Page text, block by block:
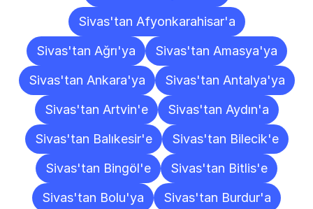
Sivas'tan Afyonkarahisar'a
Sivas'tan Ağrı'ya
Sivas'tan Amasya'ya
Sivas'tan Ankara'ya
Sivas'tan Antalya'ya
Sivas'tan Artvin'e
Sivas'tan Aydın'a
Sivas'tan Balıkesir'e
Sivas'tan Bilecik'e
Sivas'tan Bingöl'e
Sivas'tan Bitlis'e
Sivas'tan Bolu'ya
Sivas'tan Burdur'a